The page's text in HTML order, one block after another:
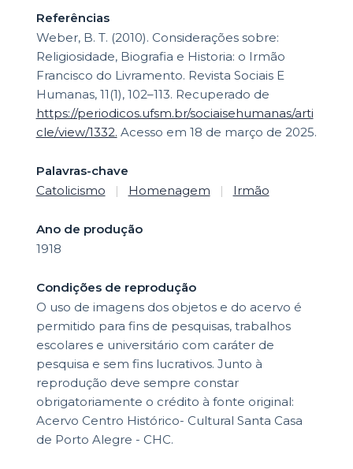
Referências
Weber, B. T. (2010). Considerações sobre:
Religiosidade, Biografia e Historia: o Irmão
Francisco do Livramento. Revista Sociais E
Humanas, 11(1), 102–113. Recuperado de
https://periodicos.ufsm.br/sociaisehumanas/arti
cle/view/1332. Acesso em 18 de março de 2025.
Palavras-chave
Catolicismo
| Homenagem | Irmão
Ano de produção
1918
Condições de reprodução
O uso de imagens dos objetos e do acervo é
permitido para fins de pesquisas, trabalhos
escolares e universitário com caráter de
pesquisa e sem fins lucrativos. Junto à
reprodução deve sempre constar
obrigatoriamente o crédito à fonte original:
Acervo Centro Histórico- Cultural Santa Casa
de Porto Alegre - CHC.